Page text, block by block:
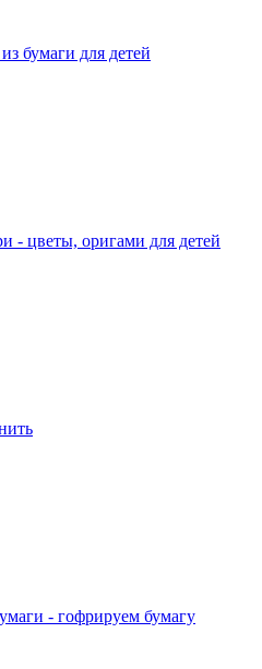
бумаги для детей
- цветы, оригами для детей
- гофрируем бумагу